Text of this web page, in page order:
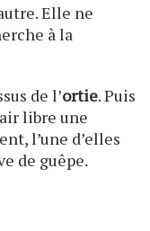
Elle ne
à la
de l’ortie. Puis
libre une
l’une d’elles
de guêpe.